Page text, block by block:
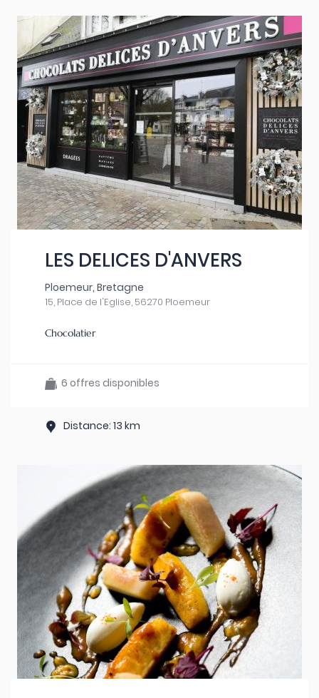
LES DELICES D'ANVERS
Ploemeur, Bretagne
15, Place de l'Eglise, 56270 Ploemeur
Chocolatier
6 offres disponibles
Distance: 13 km